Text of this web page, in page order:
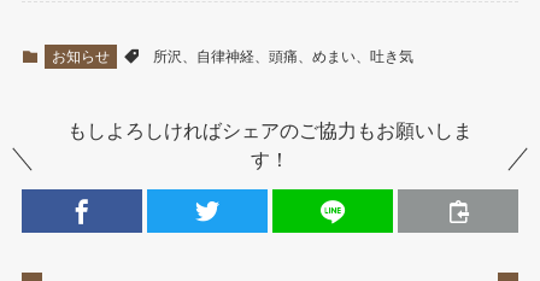
お知らせ 所沢、自律神経、頭痛、めまい、吐き気
もしよろしければシェアのご協力もお願いしま
す！